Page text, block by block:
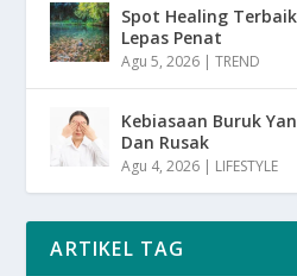
Spot Healing
Lepas Penat
Agu 5, 2026 |TREND
Kebiasaan Buruk
Dan Rusak
Agu 4, 2026 | LIFESTYLE
ARTIKEL TAG